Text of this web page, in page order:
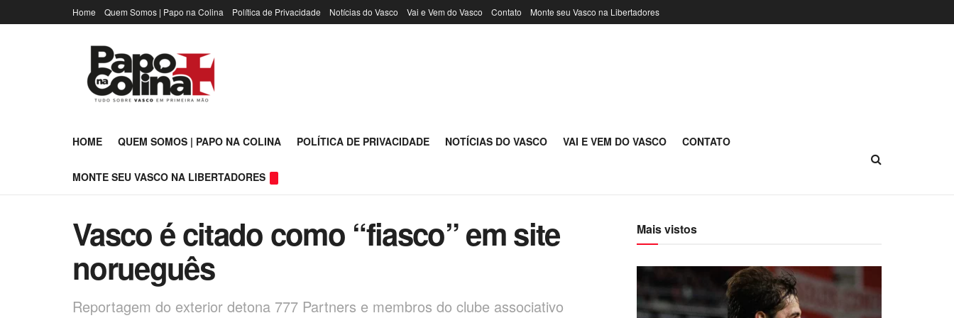
Home Quem Somos | Papo na Colina Política de Privacidade Notícias do Vasco Vai e Vem do Vasco Contato Monte seu Vasco na Libertadores
HOME QUEM SOMOS | PAPO NA COLINA POLÍTICA DE PRIVACIDADE NOTÍCIAS DO VASCO VAI E VEM DO VASCO CONTATO
MONTE SEU VASCO NA LIBERTADORES
Vasco é citado como “fiasco” em site
norueguês
Reportagem do exterior detona 777 Partners e membros do clube associativo
Mais vistos